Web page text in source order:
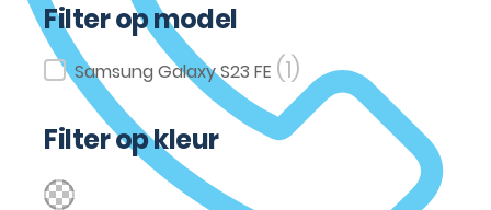
Filter op model
Filter op model
Samsung Galaxy S23 FE (1)
Filter op kleur
Filter op kleur
(1)